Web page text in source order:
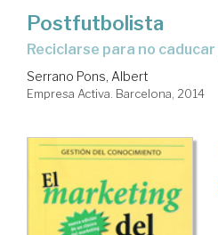
Postfutbolista
reciclarse para no
Serrano Pons, Albert
Empresa Activa. Barcelona, 2014